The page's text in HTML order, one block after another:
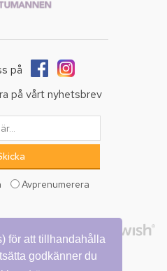
för att tillhandahålla
godkänner du
på
på vårt nyhetsbrev
Avprenumerera